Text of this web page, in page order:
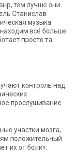
тем лучше они
Станислав
музыка
всё больше
просто та
контроль над
прослушивание
участки мозга,
положительный
их от боли».